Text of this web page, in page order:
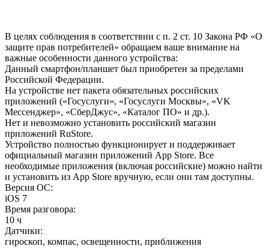
В целях соблюдения в соответствии с п. 2 ст. 10 Закона РФ «О
защите прав потребителей» обращаем ваше внимание на
важные особенности данного устройства:
Данный смартфон/планшет был приобретен за пределами
Российской Федерации.
На устройстве нет пакета обязательных российских
приложений («Госуслуги», «Госуслуги Москвы», «VK
Мессенджер», «СберДжус», «Каталог ПО» и др.).
Нет и невозможно установить российский магазин
приложений RuStore.
Устройство полностью функционирует и поддерживает
официальный магазин приложений App Store. Все
необходимые приложения (включая российские) можно найти
и установить из App Store вручную, если они там доступны.
Версия ОС:
iOS 7
Время разговора:
10 ч
Датчики:
гироскоп, компас, освещенности, приближения